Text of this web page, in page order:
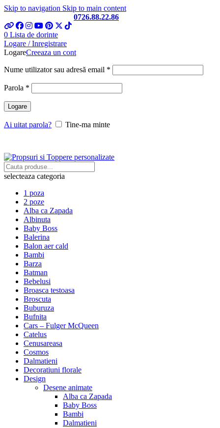
Skip to navigation Skip to main content
0726.88.22.86
0 Lista de dorinte
Logare / Inregistrare
LogareCreeaza un cont
Nume utilizator sau adresă email *
Parola *
Logare
Ai uitat parola? Tine-ma minte
selecteaza categoria
1 poza
2 poze
Alba ca Zapada
Albinuta
Baby Boss
Balerina
Balon aer cald
Bambi
Barza
Batman
Bebelusi
Broasca testoasa
Broscuta
Buburuza
Bufnita
Cars – Fulger McQueen
Catelus
Cenusareasa
Cosmos
Dalmatieni
Decoratiuni florale
Design
Desene animate
Alba ca Zapada
Baby Boss
Bambi
Dalmatieni